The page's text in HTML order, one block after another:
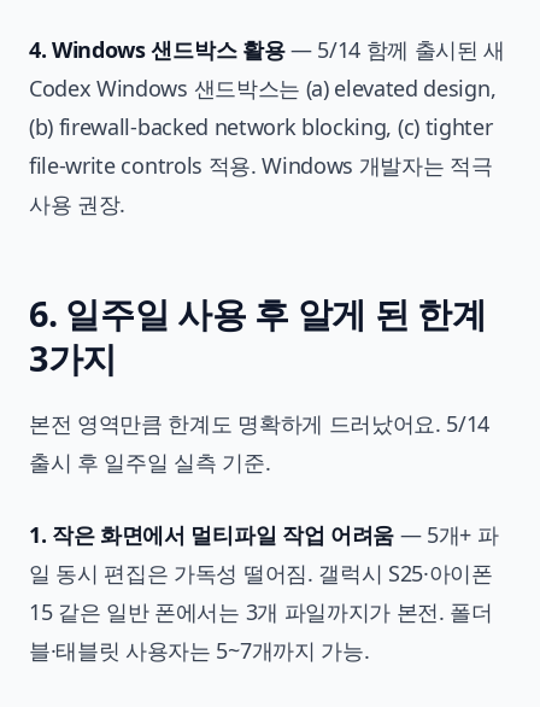
4. Windows 샌드박스 활용— 5/14 함께 출시된 새
Codex Windows 샌드박스는 (a) elevated design,
(b) firewall-backed network blocking, (c) tighter
file-write controls 적용. Windows 개발자는 적극
사용 권장.
6. 일주일 사용 후 알게 된 한계
3가지
본전 영역만큼 한계도 명확하게 드러났어요. 5/14
출시 후 일주일 실측 기준.
1. 작은 화면에서 멀티파일 작업 어려움— 5개+ 파
일 동시 편집은 가독성 떨어짐. 갤럭시 S25·아이폰
15 같은 일반 폰에서는 3개 파일까지가 본전. 폴더
블·태블릿 사용자는 5~7개까지 가능.